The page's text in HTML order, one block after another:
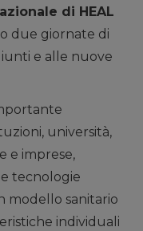
di HEAL
due giornate di
e alle nuove
università,
e imprese,
tecnologie
modello sanitario
individuali